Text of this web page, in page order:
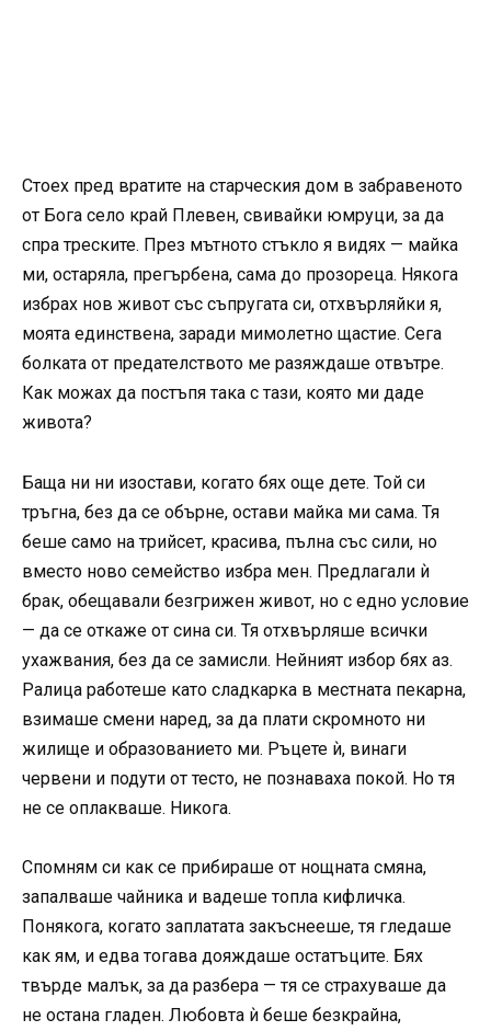
Стоех пред вратите на старческия дом в забравеното
от Бога село край Плевен, свивайки юмруци, за да
спра треските. През мътното стъкло я видях — майка
ми, остаряла, прегърбена, сама до прозореца. Някога
избрах нов живот със съпругата си, отхвърляйки я,
моята единствена, заради мимолетно щастие. Сега
болката от предателството ме разяждаше отвътре.
Как можах да постъпя така с тази, която ми даде
живота?
Баща ни ни изостави, когато бях още дете. Той си
тръгна, без да се обърне, остави майка ми сама. Тя
беше само на трийсет, красива, пълна със сили, но
вместо ново семейство избра мен. Предлагали ѝ
брак, обещавали безгрижен живот, но с едно условие
— да се откаже от сина си. Тя отхвърляше всички
ухажвания, без да се замисли. Нейният избор бях аз.
Ралица работеше като сладкарка в местната пекарна,
взимаше смени наред, за да плати скромното ни
жилище и образованието ми. Ръцете ѝ, винаги
червени и подути от тесто, не познаваха покой. Но тя
не се оплакваше. Никога.
Спомням си как се прибираше от нощната смяна,
запалваше чайника и вадеше топла кифличка.
Понякога, когато заплатата закъснееше, тя гледаше
как ям, и едва тогава дояждаше остатъците. Бях
твърде малък, за да разбера — тя се страхуваше да
не остана гладен. Любовта ѝ беше безкрайна,